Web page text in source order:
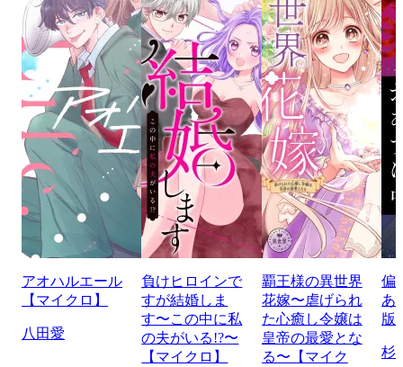
アオハルエール
【マイクロ】
八田愛
負けヒロインで
すが結婚しま
す〜この中に私
の夫がいる!?〜
【マイクロ】
覇王様の異世界
花嫁〜虐げられ
た心癒し令嬢は
皇帝の最愛とな
る〜【マイク
偏
あ
版
杉